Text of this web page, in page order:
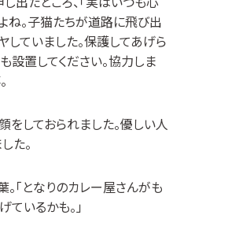
ね。子猫たちが道路に飛び出
していました。保護してあげら
設置してください。協力しま
をしておられました。優しい人
た。
。「となりのカレー屋さんがも
ているかも。」